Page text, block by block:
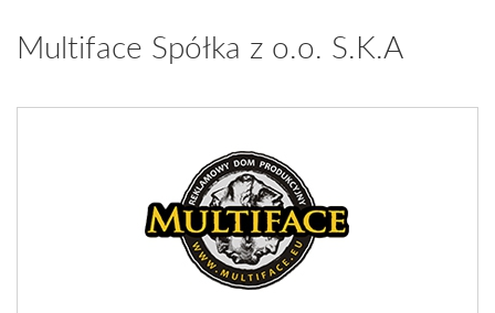
Multiface Spółka z o.o. S.K.A